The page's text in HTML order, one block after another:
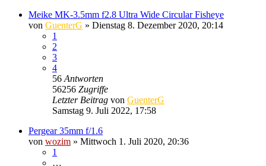
Meike MK-3.5mm f2.8 Ultra Wide Circular Fisheye
von GuenterG » Dienstag 8. Dezember 2020, 20:14
1
2
3
4
56 Antworten
56256 Zugriffe
Letzter Beitrag von GuenterG
Samstag 9. Juli 2022, 17:58
Pergear 35mm f/1.6
von wozim » Mittwoch 1. Juli 2020, 20:36
1
…